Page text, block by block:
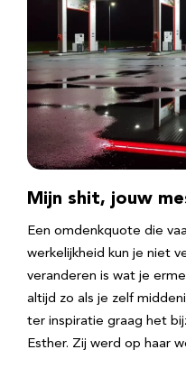
Mijn shit, jouw
Een omdenkquote die
werkelijkheid kun je niet
veranderen is wat je
altijd zo als je zelf
ter inspiratie graag het
Esther. Zij werd op haar